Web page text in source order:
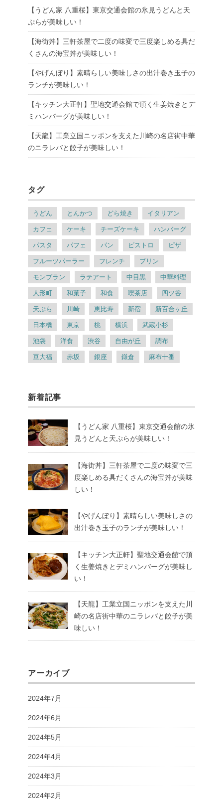
【うどん家 八重桜】東京交通会館の氷見うどんと天
ぷらが美味しい！
【海街丼】三軒茶屋で二度の味変で三度楽しめる具だ
くさんの海宝丼が美味しい！
【やげんぼり】素晴らしい美味しさの出汁巻き玉子の
ランチが美味しい！
【キッチン大正軒】聖地交通会館で頂く生姜焼きとデ
ミハンバーグが美味しい！
【天龍】工業立国ニッポンを支えた川崎の名店街中華
のニラレバと餃子が美味しい！
タグ
うどん とんかつ どら焼き イタリアン
カフェ ケーキ チーズケーキ ハンバーグ
パスタ パフェ パン ビストロ ピザ
フルーツパーラー フレンチ プリン
モンブラン ラテアート 中目黒 中華料理
人形町 和菓子 和食 喫茶店 四ツ谷
天ぷら 川崎 恵比寿 新宿 新百合ヶ丘
日本橋 東京 桃 横浜 武蔵小杉
池袋 洋食 渋谷 自由が丘 調布
豆大福 赤坂 銀座 鎌倉 麻布十番
新着記事
【うどん家 八重桜】東京交通会館の氷
見うどんと天ぷらが美味しい！
【海街丼】三軒茶屋で二度の味変で三
度楽しめる具だくさんの海宝丼が美味
しい！
【やげんぼり】素晴らしい美味しさの
出汁巻き玉子のランチが美味しい！
【キッチン大正軒】聖地交通会館で頂
く生姜焼きとデミハンバーグが美味し
い！
【天龍】工業立国ニッポンを支えた川
崎の名店街中華のニラレバと餃子が美
味しい！
アーカイブ
2024年7月
2024年6月
2024年5月
2024年4月
2024年3月
2024年2月